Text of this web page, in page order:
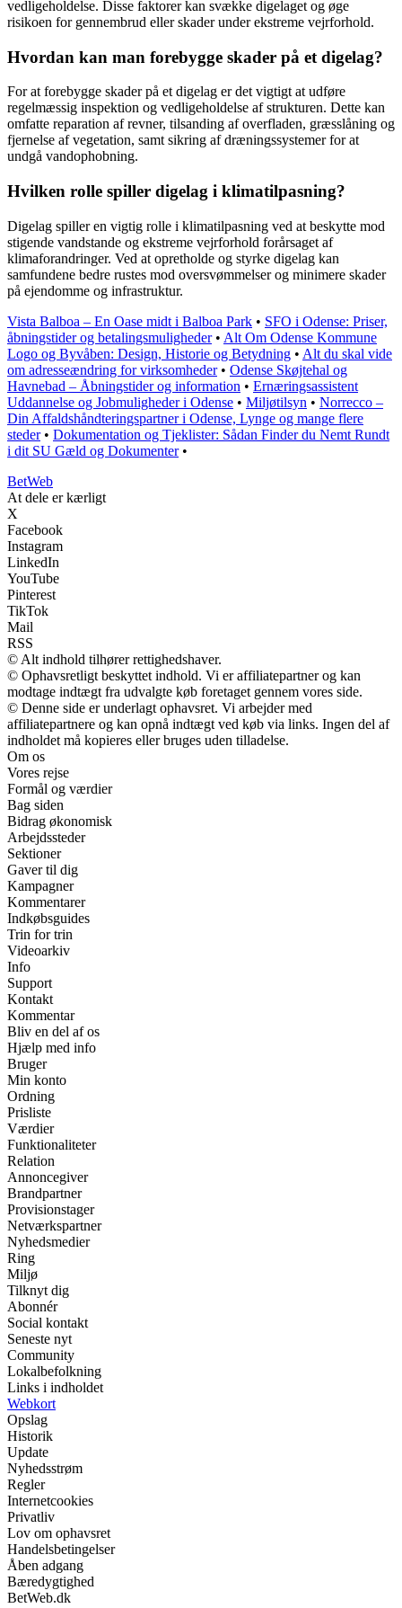
vedligeholdelse. Disse faktorer kan svække digelaget og øge
risikoen for gennembrud eller skader under ekstreme vejrforhold.
Hvordan kan man forebygge skader på et digelag?
For at forebygge skader på et digelag er det vigtigt at udføre
regelmæssig inspektion og vedligeholdelse af strukturen. Dette kan
omfatte reparation af revner, tilsanding af overfladen, græsslåning og
fjernelse af vegetation, samt sikring af dræningssystemer for at
undgå vandophobning.
Hvilken rolle spiller digelag i klimatilpasning?
Digelag spiller en vigtig rolle i klimatilpasning ved at beskytte mod
stigende vandstande og ekstreme vejrforhold forårsaget af
klimaforandringer. Ved at opretholde og styrke digelag kan
samfundene bedre rustes mod oversvømmelser og minimere skader
på ejendomme og infrastruktur.
Vista Balboa – En Oase midt i Balboa Park • SFO i Odense: Priser,
åbningstider og betalingsmuligheder• Alt Om Odense Kommune
Logo og Byvåben: Design, Historie og Betydning • Alt du skal vide
om adresseændring for virksomheder• Odense Skøjtehal og
Havnebad – Åbningstider og information • Ernæringsassistent
Uddannelse og Jobmuligheder i Odense • Miljøtilsyn • Norrecco –
Din Affaldshåndteringspartner i Odense, Lynge og mange flere
steder• Dokumentation og Tjeklister: Sådan Finder du Nemt Rundt
i dit SU Gæld og Dokumenter•
BetWeb
At dele er kærligt
X
Facebook
Instagram
LinkedIn
YouTube
Pinterest
TikTok
Mail
RSS
© Alt indhold tilhører rettighedshaver.
© Ophavsretligt beskyttet indhold. Vi er affiliatepartner og kan
modtage indtægt fra udvalgte køb foretaget gennem vores side.
© Denne side er underlagt ophavsret. Vi arbejder med
affiliatepartnere og kan opnå indtægt ved køb via links. Ingen del af
indholdet må kopieres eller bruges uden tilladelse.
Om os
Vores rejse
Formål og værdier
Bag siden
Bidrag økonomisk
Arbejdssteder
Sektioner
Gaver til dig
Kampagner
Kommentarer
Indkøbsguides
Trin for trin
Videoarkiv
Info
Support
Kontakt
Kommentar
Bliv en del af os
Hjælp med info
Bruger
Min konto
Ordning
Prisliste
Værdier
Funktionaliteter
Relation
Annoncegiver
Brandpartner
Provisionstager
Netværkspartner
Nyhedsmedier
Ring
Miljø
Tilknyt dig
Abonnér
Social kontakt
Seneste nyt
Community
Lokalbefolkning
Links i indholdet
Webkort
Opslag
Historik
Update
Nyhedsstrøm
Regler
Internetcookies
Privatliv
Lov om ophavsret
Handelsbetingelser
Åben adgang
Bæredygtighed
BetWeb.dk